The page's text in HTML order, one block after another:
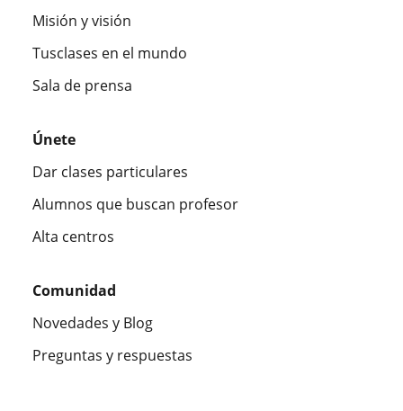
Misión y visión
Tusclases en el mundo
Sala de prensa
Únete
Dar clases particulares
Alumnos que buscan profesor
Alta centros
Comunidad
Novedades y Blog
Preguntas y respuestas